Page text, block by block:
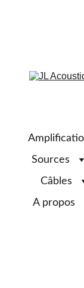
Sources
Câbles
A propos